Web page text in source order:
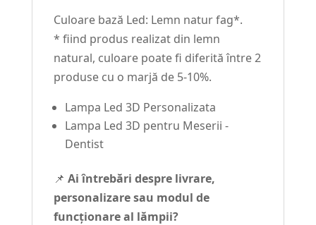
Culoare bază Led: Lemn natur fag*.
* fiind produs realizat din lemn
natural, culoare poate fi diferită între 2
produse cu o marjă de 5-10%.
Lampa Led 3D Personalizata
Lampa Led 3D pentru Meserii -
Dentist
📌 Ai întrebări despre livrare,
personalizare sau modul de
funcționare al lămpii?